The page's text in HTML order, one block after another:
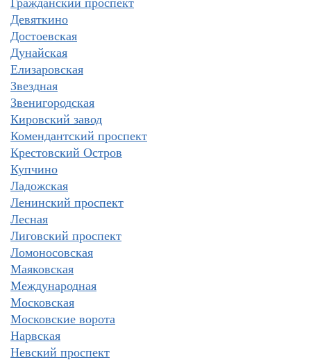
Гражданский проспект
Девяткино
Достоевская
Дунайская
Елизаровская
Звездная
Звенигородская
Кировский завод
Комендантский проспект
Крестовский Остров
Купчино
Ладожская
Ленинский проспект
Лесная
Лиговский проспект
Ломоносовская
Маяковская
Международная
Московская
Московские ворота
Нарвская
Невский проспект